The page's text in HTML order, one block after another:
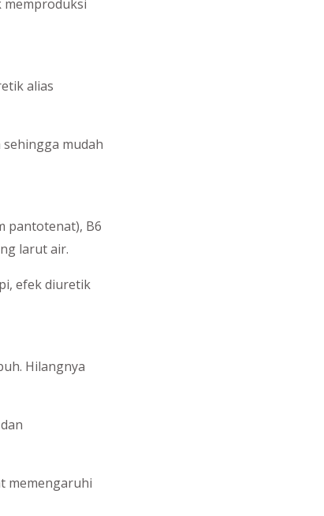
alias
mudah
pantotenat), B6
larut air.
efek diuretik
Hilangnya
memengaruhi